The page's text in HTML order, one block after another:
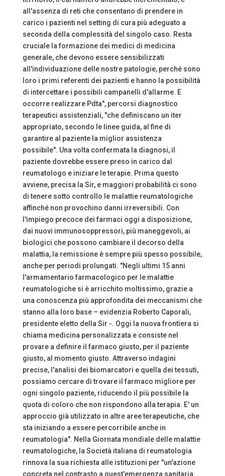
all'assenza di reti che consentano di prendere in
carico i pazienti nel setting di cura più adeguato a
seconda della complessità del singolo caso. Resta
cruciale la formazione dei medici di medicina
generale, che devono essere sensibilizzati
all'individuazione delle nostre patologie, perché sono
loro i primi referenti dei pazienti e hanno la possibilità
di intercettare i possibili campanelli d'allarme. E
occorre realizzare Pdta", percorsi diagnostico
terapeutici assistenziali, "che definiscano un iter
appropriato, secondo le linee guida, al fine di
garantire al paziente la miglior assistenza
possibile". Una volta confermata la diagnosi, il
paziente dovrebbe essere preso in carico dal
reumatologo e iniziare le terapie. Prima questo
avviene, precisa la Sir, e maggiori probabilità ci sono
di tenere sotto controllo le malattie reumatologiche
affinché non provochino danni irreversibili. Con
l'impiego precoce dei farmaci oggi a disposizione,
dai nuovi immunosoppressori, più maneggevoli, ai
biologici che possono cambiare il decorso della
malattia, la remissione è sempre più spesso possibile,
anche per periodi prolungati. "Negli ultimi 15 anni
l'armamentario farmacologico per le malattie
reumatologiche si è arricchito moltissimo, grazie a
una conoscenza più approfondita dei meccanismi che
stanno alla loro base – evidenzia Roberto Caporali,
presidente eletto della Sir -. Oggi la nuova frontiera si
chiama medicina personalizzata e consiste nel
provare a definire il farmaco giusto, per il paziente
giusto, al momento giusto. Attraverso indagini
precise, l'analisi dei biomarcatori e quella dei tessuti,
possiamo cercare di trovare il farmaco migliore per
ogni singolo paziente, riducendo il più possibile la
quota di coloro che non rispondono alla terapia. E' un
approccio già utilizzato in altre aree terapeutiche, che
sta iniziando a essere percorribile anche in
reumatologia". Nella Giornata mondiale delle malattie
reumatologiche, la Società italiana di reumatologia
rinnova la sua richiesta alle istituzioni per "un'azione
concreta nel contrasto a quest'emergenza sanitaria.